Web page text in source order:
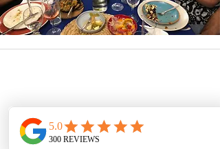
daniel@chefdk.co.il